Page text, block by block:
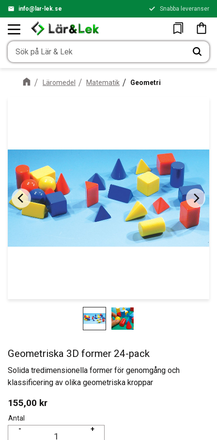
info@lar-lek.se Snabba leveranser
Favoriter
Läromedel Matematik Geometri
Geometriska 3D former 24-pack
Solida tredimensionella former för genomgång och
klassificering av olika geometriska kroppar
155,00 kr
Antal
+
-